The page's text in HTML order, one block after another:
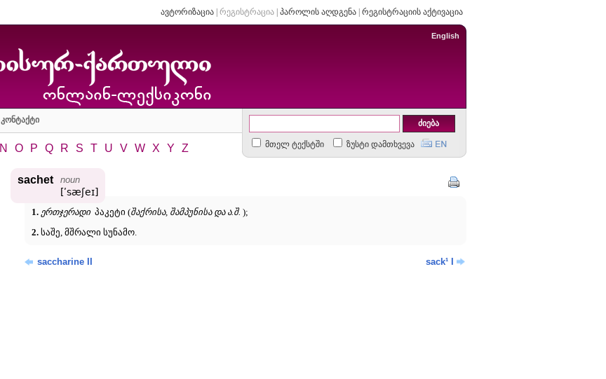
ავტორიზაცია| რეგისტრაცია| პაროლის აღდგენა| რეგისტრაციის აქტივაცია
English
კონტაქტი
მთელ ტექსტში ზუსტი დამთხვევა
N O P Q R S T U V W X Y Z
sachet noun
[ʹsæʃeɪ]
1. ერთჯერადი პაკეტი (შაქრისა, შამპუნისა და ა.შ. );
2.საშე, მშრალი სუნამო.
saccharine II sack¹ I